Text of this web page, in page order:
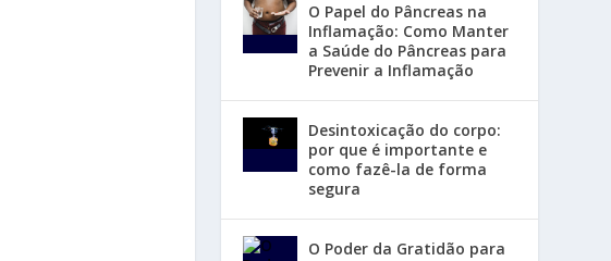
O Papel do Pâncreas na
Inflamação: Como Manter
a Saúde do Pâncreas para
Prevenir a Inflamação
Desintoxicação do corpo:
por que é importante e
como fazê-la de forma
segura
O Poder da Gratidão para